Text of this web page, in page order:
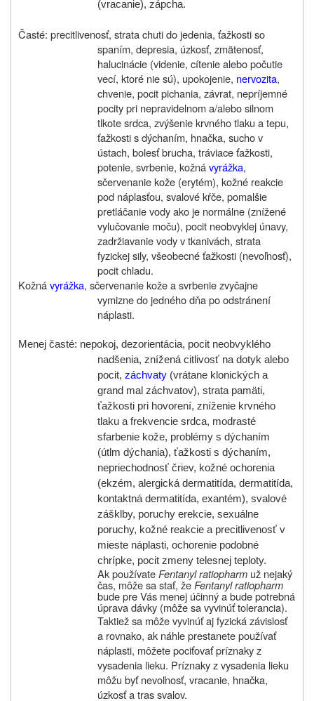
(vracanie), zápcha.
Časté: precitlivenosť, strata chuti do jedenia, ťažkosti so
spaním, depresia, úzkosť, zmätenosť,
halucinácie (videnie, cítenie alebo počutie
vecí, ktoré nie sú), upokojenie, nervozita,
chvenie, pocit pichania, závrat, nepríjemné
pocity pri nepravidelnom a/alebo silnom
tlkote srdca, zvýšenie krvného tlaku a tepu,
ťažkosti s dýchaním, hnačka, sucho v
ústach, bolesť brucha, tráviace ťažkosti,
potenie, svrbenie, kožnávyrážka,
sčervenanie kože (erytém), kožné reakcie
pod náplasťou, svalové kŕče, pomalšie
pretláčanie vody ako je normálne (znížené
vylučovanie moču), pocit neobvyklej únavy,
zadržiavanie vody v tkanivách, strata
fyzickej sily, všeobecné ťažkosti (nevoľnosť),
pocit chladu.
Kožnávyrážka, sčervenanie kože a svrbenie zvyčajne
vymizne do jedného dňa po odstránení
náplasti.
Menej časté: nepokoj, dezorientácia, pocit neobvyklého
nadšenia, znížená citlivosť na dotyk alebo
pocit,záchvaty (vrátane klonických a
grand mal záchvatov), strata pamäti,
ťažkosti pri hovorení, zníženie krvného
tlaku a frekvencie srdca, modrasté
sfarbenie kože, problémy s dýchaním
(útlm dýchania), ťažkosti s dýchaním,
nepriechodnosť čriev, kožné ochorenia
(ekzém, alergická dermatitída, dermatitída,
kontaktná dermatitída, exantém), svalové
zášklby, poruchy erekcie, sexuálne
poruchy, kožné reakcie a precitlivenosť v
mieste náplasti, ochorenie podobné
chrípke, pocit zmeny telesnej teploty.
Ak používate Fentanyl ratiopharm už nejaký
čas, môže sa stať, že Fentanyl ratiopharm
bude pre Vás menej účinný a bude potrebná
úprava dávky (môže sa vyvinúť tolerancia).
Taktiež sa môže vyvinúť aj fyzická závislosť
a rovnako, ak náhle prestanete používať
náplasti, môžete pociťovať príznaky z
vysadenia lieku. Príznaky z vysadenia lieku
môžu byť nevoľnosť, vracanie, hnačka,
úzkosť a tras svalov.